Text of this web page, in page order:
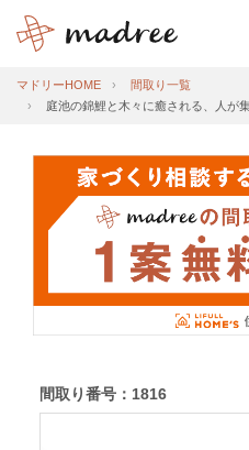
マドリーHOME
間取り一覧
庭池の錦鯉と木々に癒される、人が
間取り番号：1816